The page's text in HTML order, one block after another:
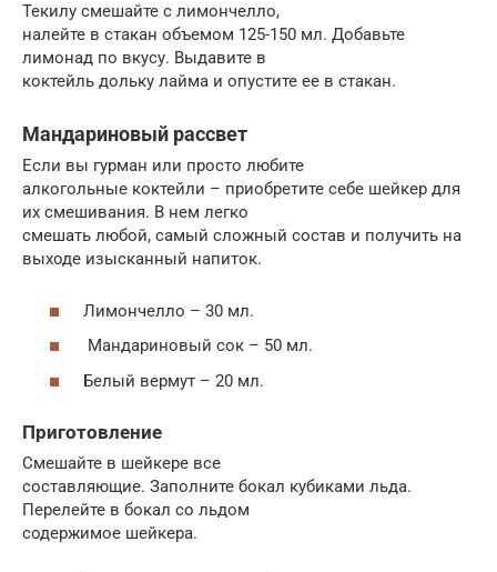
Текилу смешайте с лимончелло,
налейте в стакан объемом 125-150 мл. Добавьте
лимонад по вкусу. Выдавите в
коктейль дольку лайма и опустите ее в стакан.
Мандариновый рассвет
Если вы гурман или просто любите
алкогольные коктейли – приобретите себе шейкер для
их смешивания. В нем легко
смешать любой, самый сложный состав и получить на
выходе изысканный напиток.
Лимончелло – 30 мл.
Мандариновый сок – 50 мл.
Белый вермут – 20 мл.
Приготовление
Смешайте в шейкере все
составляющие. Заполните бокал кубиками льда.
Перелейте в бокал со льдом
содержимое шейкера.